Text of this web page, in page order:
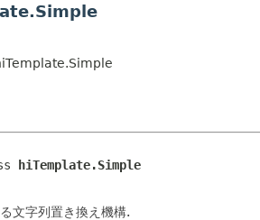
hiTemplate.Simple
文字列置き換え機構.